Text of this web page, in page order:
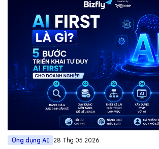
Ứng dụng AI 28 Thg 05 2026